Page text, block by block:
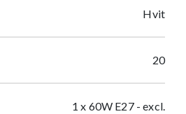
Hvit
20
1 x 60W E27 - excl.